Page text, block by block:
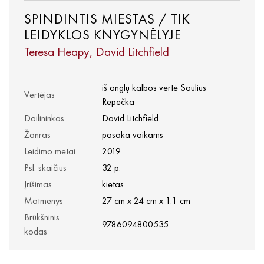
SPINDINTIS MIESTAS / TIK
LEIDYKLOS KNYGYNĖLYJE
Teresa Heapy, David Litchfield
Vertėjas
iš anglų kalbos vertė Saulius
Repečka
Dailininkas
David Litchfield
Žanras
pasaka vaikams
Leidimo metai
2019
Psl. skaičius
32 p.
Įrišimas
kietas
Matmenys
27 cm x 24 cm x 1.1 cm
Brūkšninis
kodas
9786094800535